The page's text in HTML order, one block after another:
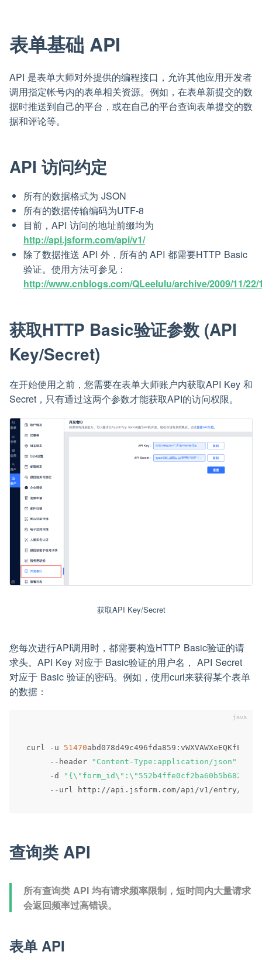
表单基础 API
API 是表单大师对外提供的编程接口，允许其他应用开发者
调用指定帐号内的表单相关资源。例如，在表单新提交的数
据时推送到自己的平台，或在自己的平台查询表单提交的数
据和评论等。
API 访问约定
所有的数据格式为 JSON
所有的数据传输编码为UTF-8
目前，API 访问的地址前缀均为
http://api.jsform.com/api/v1/
除了数据推送 API 外，所有的 API 都需要HTTP Basic
验证。使用方法可参见：
http://www.cnblogs.com/QLeelulu/archive/2009/11/22/
获取HTTP Basic验证参数 (API
Key/Secret)
在开始使用之前，您需要在表单大师账户内获取API Key 和
Secret，只有通过这两个参数才能获取API的访问权限。
获取API Key/Secret
您每次进行API调用时，都需要构造HTTP Basic验证的请
求头。API Key 对应于 Basic验证的用户名， API Secret
对应于 Basic 验证的密码。例如，使用curl来获得某个表单
的数据：
curl - u 51470abd078d49c496fda859 :
-- header "Content-Type:application/json"
-d
-- url http : / /api . jsform . com/api /v1 /entry /
查询类 API
所有查询类 API 均有请求频率限制，短时间内大量请求
会返回频率过高错误。
表单 API